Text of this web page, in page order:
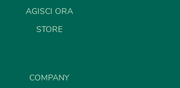
AGISCI ORA
STORE
COMPANY